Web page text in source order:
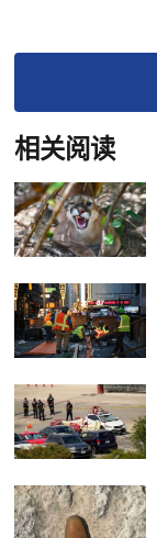
相关阅读